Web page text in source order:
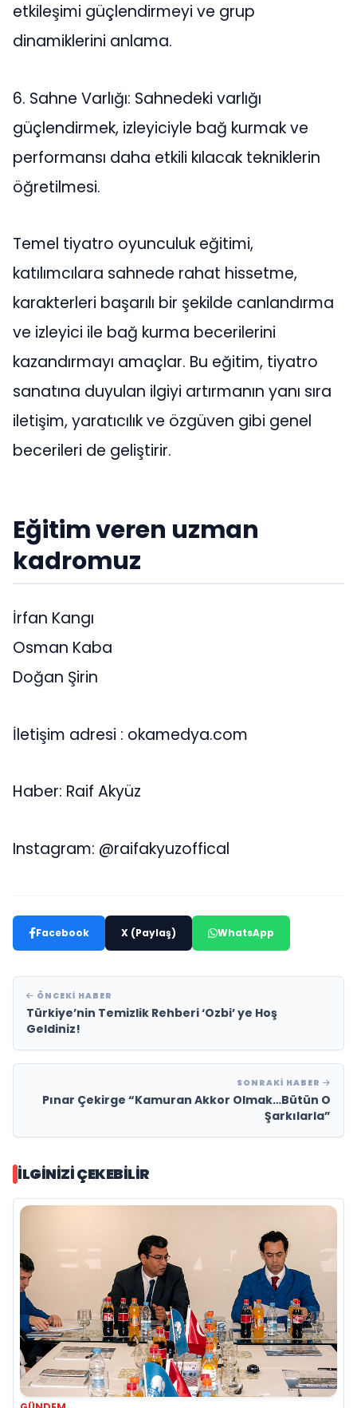
etkileşimi güçlendirmeyi ve grup
dinamiklerini anlama.
6. Sahne Varlığı: Sahnedeki varlığı
güçlendirmek, izleyiciyle bağ kurmak ve
performansı daha etkili kılacak tekniklerin
öğretilmesi.
Temel tiyatro oyunculuk eğitimi,
katılımcılara sahnede rahat hissetme,
karakterleri başarılı bir şekilde canlandırma
ve izleyici ile bağ kurma becerilerini
kazandırmayı amaçlar. Bu eğitim, tiyatro
sanatına duyulan ilgiyi artırmanın yanı sıra
iletişim, yaratıcılık ve özgüven gibi genel
becerileri de geliştirir.
Eğitim veren uzman
kadromuz
İrfan Kangı
Osman Kaba
Doğan Şirin
İletişim adresi : okamedya.com
Haber: Raif Akyüz
Instagram: @raifakyuzoffical
Facebook X (Paylaş) WhatsApp
ÖNCEKI HABER
Türkiye’nin Temizlik Rehberi ‘Ozbi’ ye Hoş
Geldiniz!
SONRAKI HABER
Pınar Çekirge “Kamuran Akkor Olmak…Bütün O
Şarkılarla”
İLGINIZI ÇEKEBILIR